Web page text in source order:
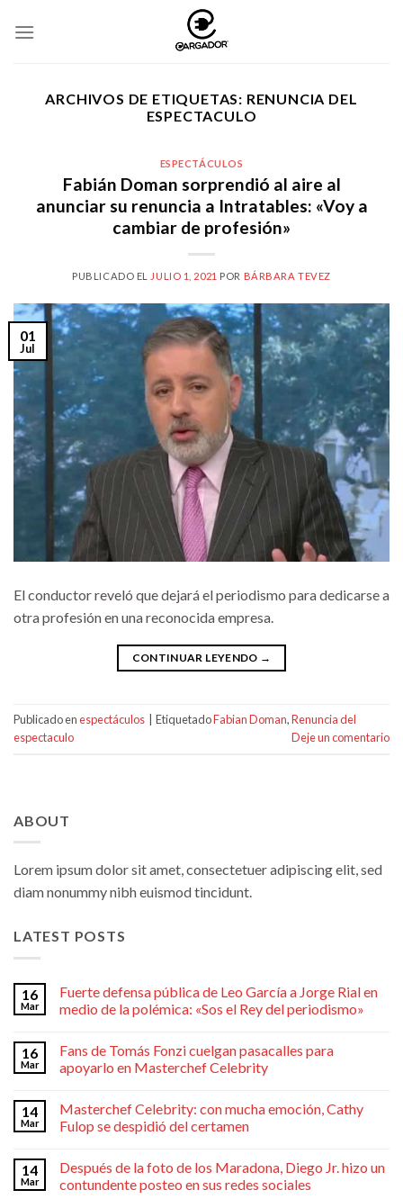
ARCHIVOS DE ETIQUETAS: RENUNCIA DEL
ESPECTACULO
ESPECTÁCULOS
Fabián Doman sorprendió al aire al
anunciar su renuncia a Intratables: «Voy a
cambiar de profesión»
PUBLICADO EL JULIO 1, 2021 POR BÁRBARA TEVEZ
01
Jul
El conductor reveló que dejará el periodismo para dedicarse a
otra profesión en una reconocida empresa.
CONTINUAR LEYENDO →
Publicado enespectáculos EtiquetadoFabian Doman,Renuncia del
espectaculo
Deje un comentario
ABOUT
Lorem ipsum dolor sit amet, consectetuer adipiscing elit, sed
diam nonummy nibh euismod tincidunt.
LATEST POSTS
16
Mar
Fuerte defensa pública de Leo García a Jorge Rial en
medio de la polémica: «Sos el Rey del periodismo»
16
Mar
Fans de Tomás Fonzi cuelgan pasacalles para
apoyarlo en Masterchef Celebrity
14
Mar
Masterchef Celebrity: con mucha emoción, Cathy
Fulop se despidió del certamen
14
Mar
Después de la foto de los Maradona, Diego Jr. hizo un
contundente posteo en sus redes sociales